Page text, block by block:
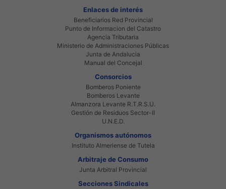
Enlaces de interés
Beneficiarios Red Provincial
Punto de Informacion del Catastro
Agencia Tributaria
Ministerio de Administraciones Públicas
Junta de Andalucia
Manual del Concejal
Consorcios
Bomberos Poniente
Bomberos Levante
Almanzora Levante R.T.R.S.U.
Gestión de Residuos Sector-II
U.N.E.D.
Organismos autónomos
Instituto Almeriense de Tutela
Arbitraje de Consumo
Junta Arbitral Provincial
Secciones Sindicales